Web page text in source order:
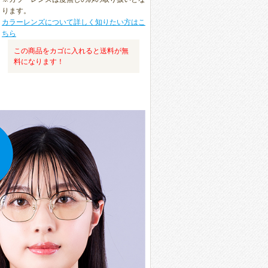
ります。
カラーレンズについて詳しく知りたい方はこ
ちら
この商品をカゴに入れると送料が無
料になります！